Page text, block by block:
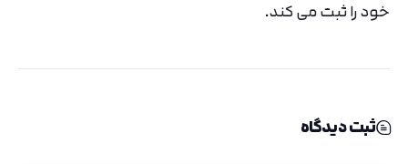
خود را ثبت می کند.
ثبت دیدگاه